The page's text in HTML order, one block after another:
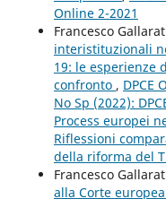
Online 2-2021
Francesco
interistituzionali
19: le esperienze
confronto , DPCE
No Sp (2022):
Process europei
Riflessioni
della riforma del
Francesco
alla Corte